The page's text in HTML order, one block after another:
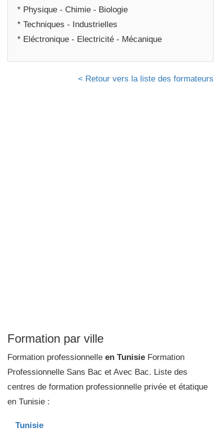
* Physique - Chimie - Biologie
* Techniques - Industrielles
* Eléctronique - Electricité - Mécanique
< Retour vers la liste des formateurs
Formation par ville
Formation professionnelle en Tunisie Formation
Professionnelle Sans Bac et Avec Bac. Liste des
centres de formation professionnelle privée et étatique
en Tunisie :
Tunisie